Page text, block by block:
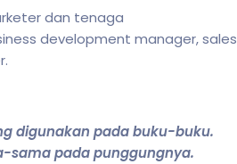
dan tenaga
development manager, sales
digunakan pada buku-buku.
sama pada punggungnya.